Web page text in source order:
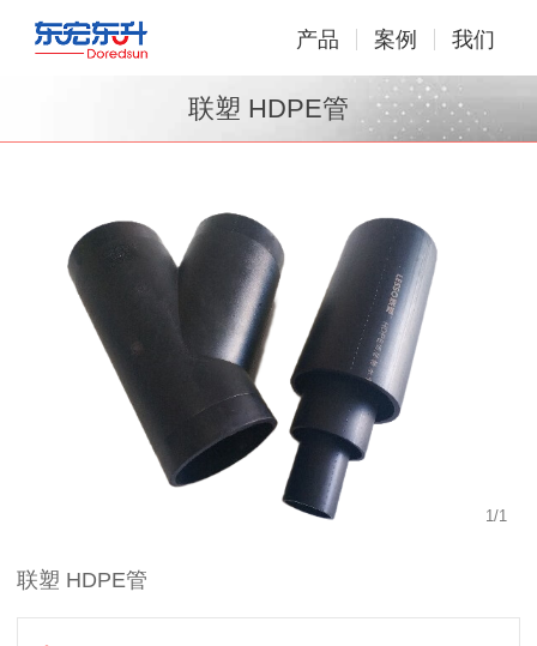
产品 案例 我们
联塑 HDPE管
1/1
联塑 HDPE管